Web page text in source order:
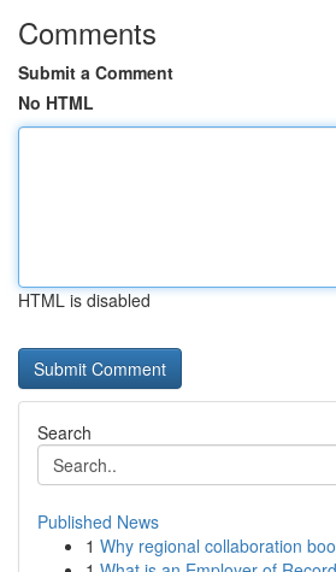
Comments
Submit a Comment
No HTML
HTML is disabled
Search
Published News
1 Why regional collaboration